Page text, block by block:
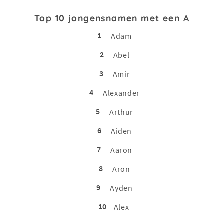
Top 10 jongensnamen met een A
1
Adam
2
Abel
3
Amir
4
Alexander
5
Arthur
6
Aiden
7
Aaron
8
Aron
9
Ayden
10
Alex